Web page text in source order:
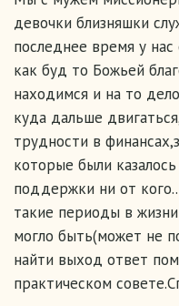
девочки близняшки
последнее время у
как буд то Божьей
находимся и на то
куда дальше
трудности в
которые были
поддержки ни от
такие периоды в
могло быть(может не
найти выход ответ
практическом